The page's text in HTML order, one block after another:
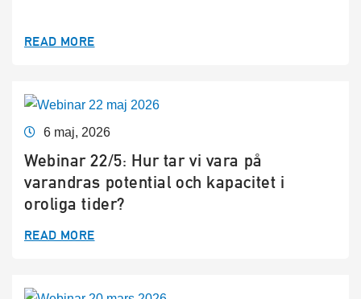
READ MORE
6 maj, 2026
Webinar 22/5: Hur tar vi vara på
varandras potential och kapacitet i
oroliga tider?
READ MORE